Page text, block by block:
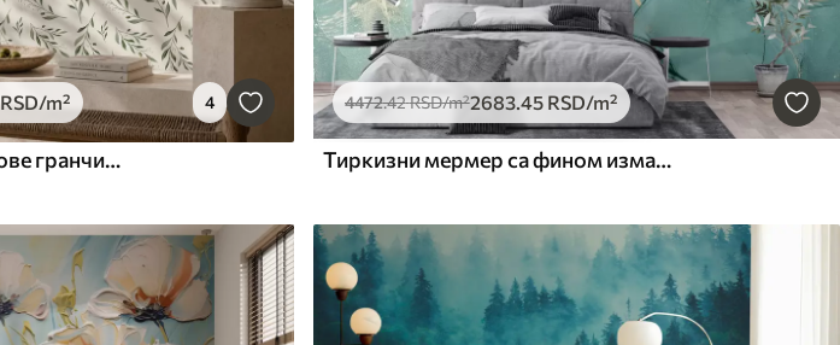
RSD/m² 4
Нежне зелене маслинове гранчице
4472.42RSD/m²2683.45 RSD/m²
Тиркизни мермер са фином измаглицом